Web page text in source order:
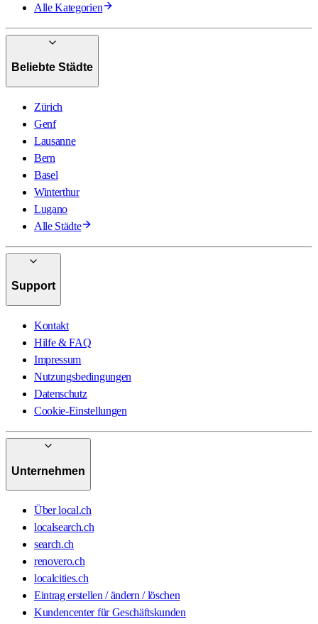
Alle Kategorien
Beliebte Städte
Zürich
Genf
Lausanne
Bern
Basel
Winterthur
Lugano
Alle Städte
Support
Kontakt
Hilfe & FAQ
Impressum
Nutzungsbedingungen
Datenschutz
Cookie-Einstellungen
Unternehmen
Über local.ch
localsearch.ch
search.ch
renovero.ch
localcities.ch
Eintrag erstellen / ändern / löschen
Kundencenter für Geschäftskunden